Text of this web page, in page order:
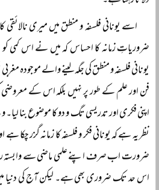
اسے یونانی فلسفہ و منطق میں میری نالائقی
ضروریاتِ زمانہ کا احساس کہ میں نے اس کمی
یونانی فلسفہ و منطق کی جگہ لینے والے موجودہ
فن اور علم کے طور پر نہیں بلکہ اس کے
اپنی فکری اور تدریسی تگ و دو کا موضوع بنا
نظر یہ ہے کہ یونانی فکر و فلسفہ کا زمانہ گزر
ضرورت اب صرف اپنے علمی ماضی سے وابستہ
اس حد تک ضروری بھی ہے۔ لیکن آج کی دنیا میں